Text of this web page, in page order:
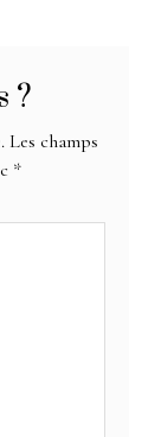
?
Les champs
*